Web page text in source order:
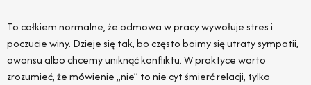
To całkiem normalne, że odmowa w pracy wywołuje stres i
poczucie winy. Dzieje się tak, bo często boimy się utraty sympatii,
awansu albo chcemy uniknąć konfliktu. W praktyce warto
zrozumieć, że mówienie „nie” to nie cyt śmierć relacji, tylko